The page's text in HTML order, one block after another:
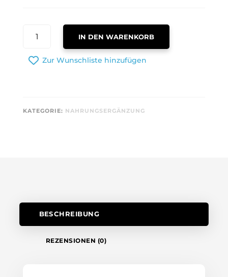
REALME
IN DEN WARENKORB
Zur Wunschliste hinzufügen
KATEGORIE: NAHRUNGSERGÄNZUNG
BESCHREIBUNG
REZENSIONEN (0)